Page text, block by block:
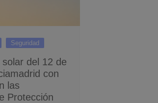
Seguridad
del 12 de
con
las
Protección